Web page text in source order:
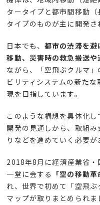
タータイプと都市間移動
タイプのものが主に開発さ
日本でも、都市の渋滞を避
移動、災害時の救急搬送
ながら、「空飛ぶクルマ
ビリティシステムの新た
現を目指しています。
このような構想を具体化
開発の見通しから、取組
りなどを進めていく必要が
2018年8月に経済産業省
一堂に会する 「空の移動
れ、世界で初めて「空飛
マップが取りまとめられま